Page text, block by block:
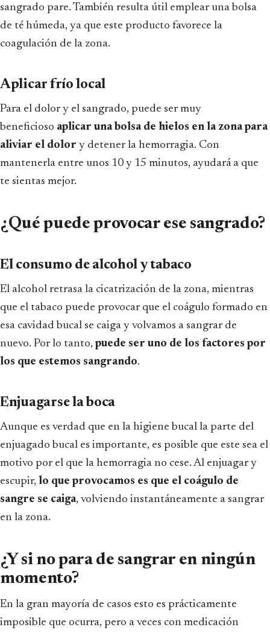
sangrado pare. También resulta útil emplear una bolsa
de té húmeda, ya que este producto favorece la
coagulación de la zona.
Aplicar frío local
Para el dolor y el sangrado, puede ser muy
beneficioso aplicar una bolsa de hielos en la zona para
aliviar el dolor y detener la hemorragia. Con
mantenerla entre unos 10 y 15 minutos, ayudará a que
te sientas mejor.
¿Qué puede provocar ese sangrado?
El consumo de alcohol y tabaco
El alcohol retrasa la cicatrización de la zona, mientras
que el tabaco puede provocar que el coágulo formado en
esa cavidad bucal se caiga y volvamos a sangrar de
nuevo. Por lo tanto,puede ser uno de los factores por
los que estemos sangrando.
Enjuagarse la boca
Aunque es verdad que en la higiene bucal la parte del
enjuagado bucal es importante, es posible que este sea el
motivo por el que la hemorragia no cese. Al enjuagar y
escupir, lo que provocamos es que el coágulo de
sangre se caiga, volviendo instantáneamente a sangrar
en la zona.
¿Y si no para de sangrar en ningún
momento?
En la gran mayoría de casos esto es prácticamente
imposible que ocurra, pero a veces con medicación